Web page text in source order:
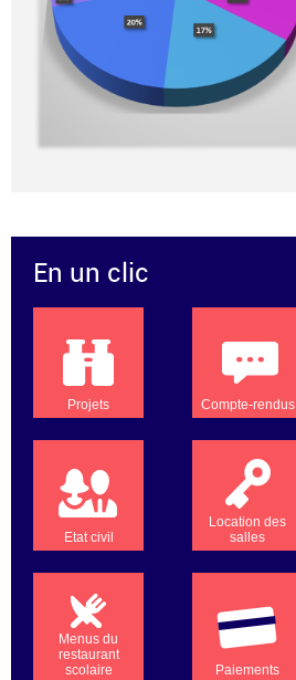
En un clic
Projets Compte-rendus
Etat civil
Location des
salles
Menus du
restaurant
scolaire
Paiements